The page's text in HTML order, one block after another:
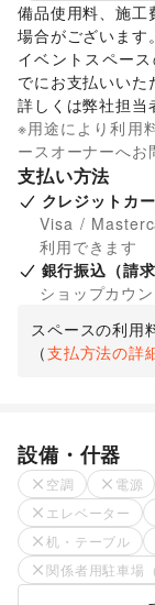
備品使用料、施工
場合がございます
イベントスペー
でにお支払いいた
詳しくは弊社担当
※用途により利用
ースオーナーへお
支払い方法
クレジットカ
Visa /
利用できます
銀行振込（請求
ショップカウ
スペースの利用
（支払方法の詳
設備・什器
空調 電源
エレベーター
机・テーブル
関係者用駐車場